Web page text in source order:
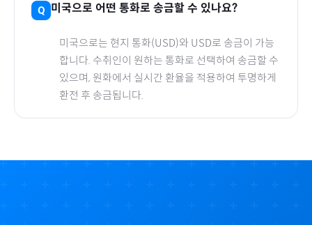
미국으로 어떤 통화로 송금할 수 있나요?
미국으로는 현지 통화(USD)와 USD로 송금이 가능
합니다. 수취인이 원하는 통화로 선택하여 송금할 수
있으며, 원화에서 실시간 환율을 적용하여 투명하게
환전 후 송금됩니다.